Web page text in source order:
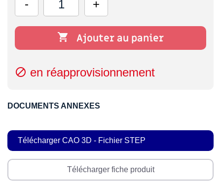
 Ajouter au panier
 en réapprovisionnement
DOCUMENTS ANNEXES
Télécharger CAO 3D - Fichier STEP
Télécharger fiche produit